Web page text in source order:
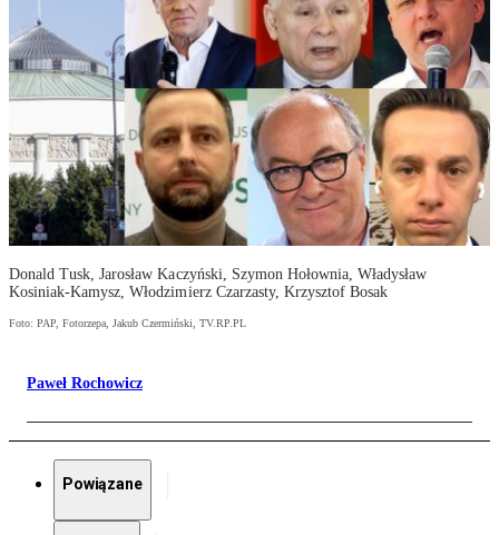
Donald Tusk, Jarosław Kaczyński, Szymon Hołownia, Władysław
Kosiniak-Kamysz, Włodzimierz Czarzasty, Krzysztof Bosak
Foto: PAP, Fotorzepa, Jakub Czermiński, TV.RP.PL
Paweł Rochowicz
Powiązane